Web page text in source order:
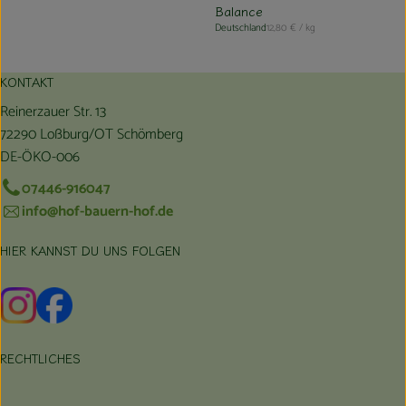
Balance
, Herkunft:
Deutschland, Referenzpreis:
12,80 € / kg
KONTAKT
Reinerzauer Str. 13
72290 Loßburg/OT Schömberg
DE-ÖKO-006
07446-916047
info@hof-bauern-hof.de
HIER KANNST DU UNS FOLGEN
Externer Link zu https://www.instagram.com/hofbauernhof/
Externer Link zu https://www.facebook.com/
RECHTLICHES